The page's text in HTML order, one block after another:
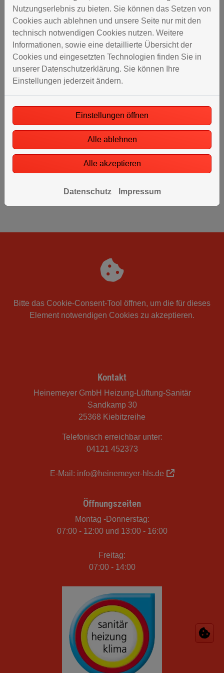
bis zur kompletten Umsetzung durch
Handwerksprofis in ihren Gewerken
Wir übernehmen und koordinieren alle Aufgaben
von Heizung, Sanitär und Elektro bis Trockenbau,
Fliesen- und Malerarbeiten, von Türen und
Fen stern bis zu Fassade und Dach
Eingespielte Prozesse ermöglichen eine zügige
Ausführung und hohe Termintreue
Sie können sich ganz entspannt auf eine moderne,
attraktive Immobilie freuen
Kontaktieren Sie uns und lassen Sie sich unverbindlich
zu Ihrem Sanierungsprojekt beraten. Heinemeyer GmbH
Heizung-Lüftung-Sanitär ist Ihr Partner für
Bitte das Cookie-Consent-Tool öffnen, um die für dieses
Element notwendigen Cookies zu akzeptieren.
Footer - Kontaktdaten und Öffnungszeiten
Kontakt
Heinemeyer GmbH Heizung-Lüftung-Sanitär
Sandkamp 30
25368 Kiebitzreihe
Telefonisch erreichbar unter:
04121 452373
E-Mail: info@heinemeyer-hls.de
Öffnungszeiten
Montag -Donnerstag:
07:00 - 12:00 und 13:00 - 16:00
Freitag:
07:00 - 14:00
Nutzungserlebnis zu bieten. Sie können das Setzen von
Cookies auch ablehnen und unsere Seite nur mit den
technisch notwendigen Cookies nutzen. Weitere
Informationen, sowie eine detaillierte Übersicht der
Cookies und eingesetzten Technologien finden Sie in
unserer Datenschutzerklärung. Sie können Ihre
Einstellungen jederzeit ändern.
Einstellungen öffnen
Alle ablehnen
Alle akzeptieren
Datenschutz Impressum